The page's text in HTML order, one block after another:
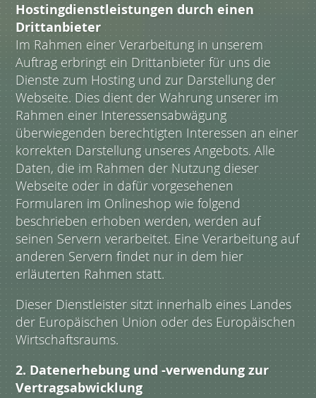
Hostingdienstleistungen durch einen
Drittanbieter
Im Rahmen einer Verarbeitung in unserem
Auftrag erbringt ein Drittanbieter für uns die
Dienste zum Hosting und zur Darstellung der
Webseite. Dies dient der Wahrung unserer im
Rahmen einer Interessensabwägung
überwiegenden berechtigten Interessen an einer
korrekten Darstellung unseres Angebots. Alle
Daten, die im Rahmen der Nutzung dieser
Webseite oder in dafür vorgesehenen
Formularen im Onlineshop wie folgend
beschrieben erhoben werden, werden auf
seinen Servern verarbeitet. Eine Verarbeitung auf
anderen Servern findet nur in dem hier
erläuterten Rahmen statt.
Dieser Dienstleister sitzt innerhalb eines Landes
der Europäischen Union oder des Europäischen
Wirtschaftsraums.
2. Datenerhebung und -verwendung zur
Vertragsabwicklung